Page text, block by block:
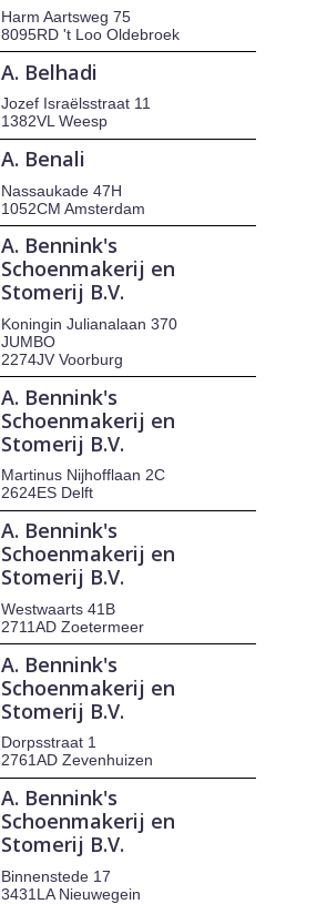
Harm Aartsweg 75
8095RD 't Loo Oldebroek
A. Belhadi
Jozef Israëlsstraat 11
1382VL Weesp
A. Benali
Nassaukade 47H
1052CM Amsterdam
A. Bennink's
Schoenmakerij en
Stomerij B.V.
Koningin Julianalaan 370
JUMBO
2274JV Voorburg
A. Bennink's
Schoenmakerij en
Stomerij B.V.
Martinus Nijhofflaan 2C
2624ES Delft
A. Bennink's
Schoenmakerij en
Stomerij B.V.
Westwaarts 41B
2711AD Zoetermeer
A. Bennink's
Schoenmakerij en
Stomerij B.V.
Dorpsstraat 1
2761AD Zevenhuizen
A. Bennink's
Schoenmakerij en
Stomerij B.V.
Binnenstede 17
3431LA Nieuwegein